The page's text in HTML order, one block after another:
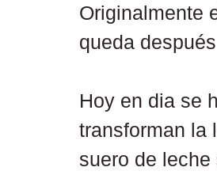
Originalmente
queda
Hoy en dia se
transforman la
suero de